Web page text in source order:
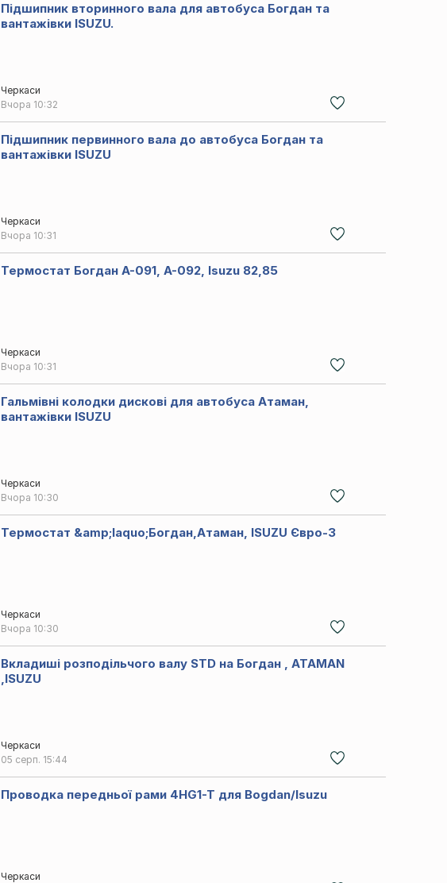
Підшипник вторинного вала для автобуса Богдан та
вантажівки ISUZU.
Черкаси
Вчора 10:32
Підшипник первинного вала до автобуса Богдан та
вантажівки ISUZU
Черкаси
Вчора 10:31
Термостат Богдан А-091, А-092, Isuzu 82,85
Черкаси
Вчора 10:31
Гальмівні колодки дискові для автобуса Атаман,
вантажівки ISUZU
Черкаси
Вчора 10:30
Термостат &amp;laquo;Богдан,Атаман, ISUZU Євро-3
Черкаси
Вчора 10:30
Вкладиші розподільчого валу STD на Богдан , ATAMAN
,ISUZU
Черкаси
05 серп. 15:44
Проводка передньої рами 4HG1-T для Bogdan/Isuzu
Черкаси